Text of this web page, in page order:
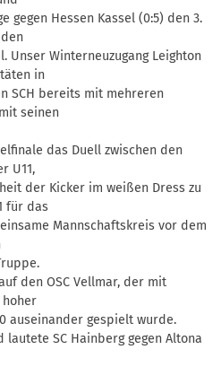
gegen Hessen Kassel (0:5) den 3.
Unser Winterneuzugang Leighton
in
SCH bereits mit mehreren
seinen
das Duell zwischen den
U11,
der Kicker im weißen Dress zu
für das
Mannschaftskreis vor dem
den OSC Vellmar, der mit
hoher
auseinander gespielt wurde.
lautete SC Hainberg gegen Altona